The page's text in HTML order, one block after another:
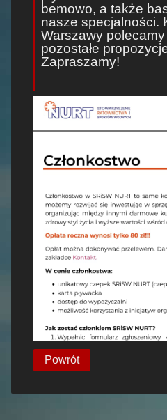
bemowo, a także
nasze specjalności.
Warszawy
pozostałe
Zapraszamy!
Powrót